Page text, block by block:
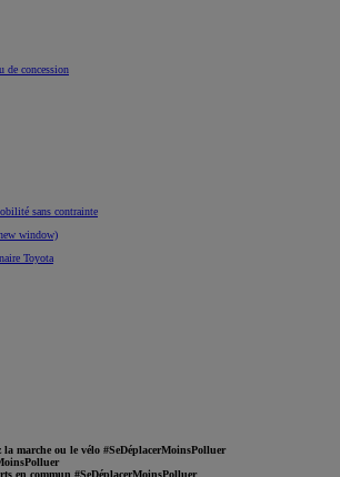
de concession
sans contrainte
window)
Toyota
marche ou le vélo #SeDéplacerMoinsPolluer
en commun #SeDéplacerMoinsPolluer